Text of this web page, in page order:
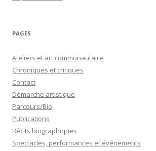
PAGES
Ateliers et art communautaire
Chroniques et critiques
Contact
Démarche artistique
Parcours/Bio
Publications
Récits biographiques
Spectacles, performances et événements